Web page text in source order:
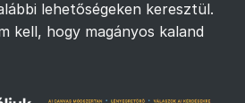
lehetőségeken keresztül.
kell, hogy magányos kaland